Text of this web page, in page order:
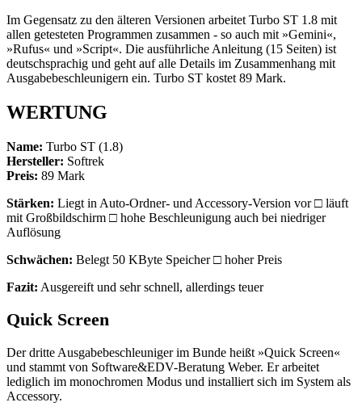
Im Gegensatz zu den älteren Versionen arbeitet Turbo ST 1.8 mit
allen getesteten Programmen zusammen - so auch mit »Gemini«,
»Rufus« und »Script«. Die ausführliche Anleitung (15 Seiten) ist
deutschsprachig und geht auf alle Details im Zusammenhang mit
Ausgabebeschleunigern ein. Turbo ST kostet 89 Mark.
WERTUNG
Name: Turbo ST (1.8)
Hersteller: Softrek
Preis: 89 Mark
Stärken: Liegt in Auto-Ordner- und Accessory-Version vor □ läuft
mit Großbildschirm □ hohe Beschleunigung auch bei niedriger
Auflösung
Schwächen: Belegt 50 KByte Speicher □ hoher Preis
Fazit: Ausgereift und sehr schnell, allerdings teuer
Quick Screen
Der dritte Ausgabebeschleuniger im Bunde heißt »Quick Screen«
und stammt von Software&EDV-Beratung Weber. Er arbeitet
lediglich im monochromen Modus und installiert sich im System als
Accessory.